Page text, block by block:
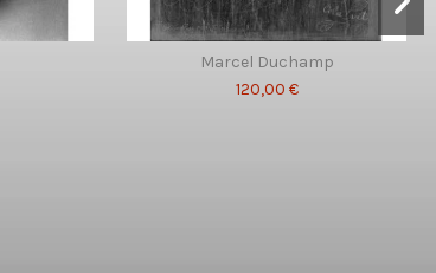
Marcel Duchamp
120,00 €